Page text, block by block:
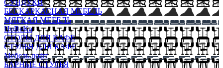
СУНДУКИ
БЕСКАРКАСНАЯ МЕБЕЛЬ
МЯГКАЯ МЕБЕЛЬ
HoReKa
СТОЛЫ ДЛЯ КАФЕ
СТУЛЬЯ ДЛЯ КАФЕ
Мебель лофт
БАРНЫЕ СТУЛЬЯ